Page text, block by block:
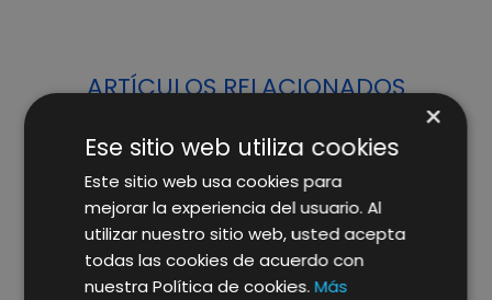
ARTÍCULOS RELACIONADOS
×
Ese sitio web utiliza cookies
Este sitio web usa cookies para
mejorar la experiencia del usuario. Al
utilizar nuestro sitio web, usted acepta
todas las cookies de acuerdo con
nuestra Política de cookies.Más